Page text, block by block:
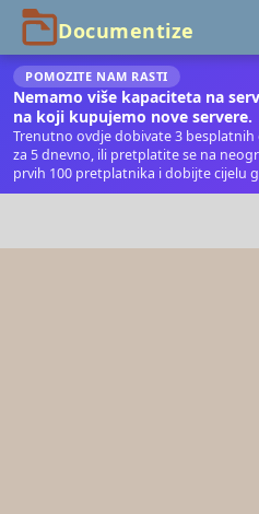
POMOZITE NAM RASTI
Nemamo više kapaciteta na
na koji kupujemo nove servere.
Trenutno ovdje dobivate 3
za 5 dnevno, ili pretplatite se na
prvih 100 pretplatnika i dobijte cijelu